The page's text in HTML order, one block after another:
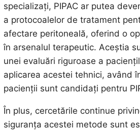
specializați, PIPAC ar putea
a protocoalelor de tratament
afectare peritoneală, oferind o
în arsenalul terapeutic. Aceștia
unei evaluări riguroase a
aplicarea acestei tehnici, având
pacienții sunt candidați pentru
În plus, cercetările continue
siguranța acestei metode sunt